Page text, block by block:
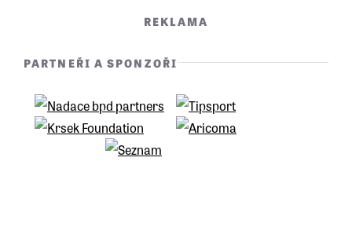
REKLAMA
PARTNEŘI A SPONZOŘI